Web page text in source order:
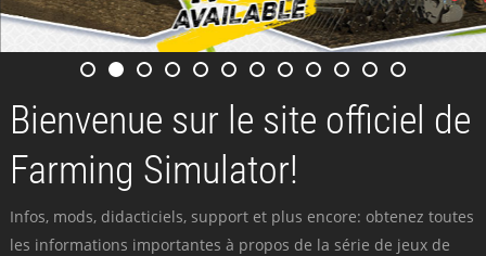
Bienvenue sur le site officiel de
Farming Simulator!
Infos, mods, didacticiels, support et plus encore: obtenez toutes
les informations importantes à propos de la série de jeux de